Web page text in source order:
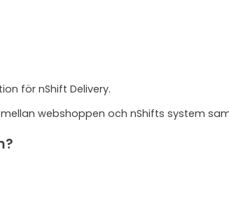
för nShift Delivery.
webshoppen och nShifts system